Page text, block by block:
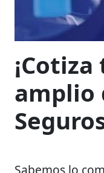
amplio
Sabemos lo